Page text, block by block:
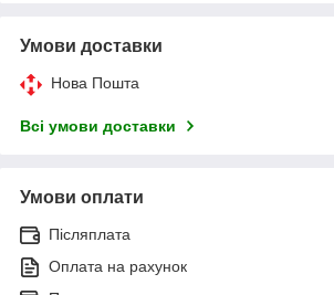
Умови доставки
Нова Пошта
Всі умови доставки
Умови оплати
Післяплата
Оплата на рахунок